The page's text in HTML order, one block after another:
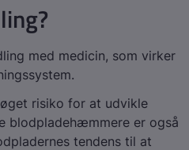
med medicin, som virker
risiko for at udvikle
blodpladehæmmere er også
tendens til at